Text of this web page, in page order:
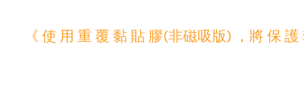
《 使 用 重 覆 黏 貼 膠(非磁吸版) ，將 保 護